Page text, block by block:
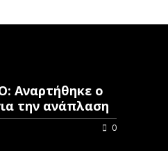
Αναρτήθηκε ο
την ανάπλαση
0